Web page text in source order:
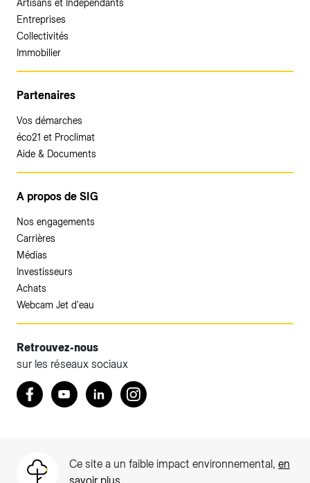
Artisans et Indépendants
Entreprises
Collectivités
Immobilier
Partenaires
Vos démarches
éco21 et Proclimat
Aide & Documents
A propos de SIG
Nos engagements
Carrières
Médias
Investisseurs
Achats
Webcam Jet d'eau
Retrouvez-nous
sur les réseaux sociaux
Retrouvez nous sur Facebook
YoutubeLinkedInInstagram
Ce site a un faible impact environnemental, en
Accéder à votre espace client SIG.
Votre espace client SIG n'est pas optimisé pour une
Particuliers)